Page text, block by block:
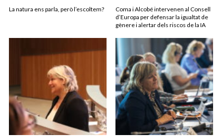
La natura ens parla, però l’escoltem?
Coma i Alcobé intervenen al Consell
d’Europa per defensar la igualtat de
gènere i alertar dels riscos de la IA